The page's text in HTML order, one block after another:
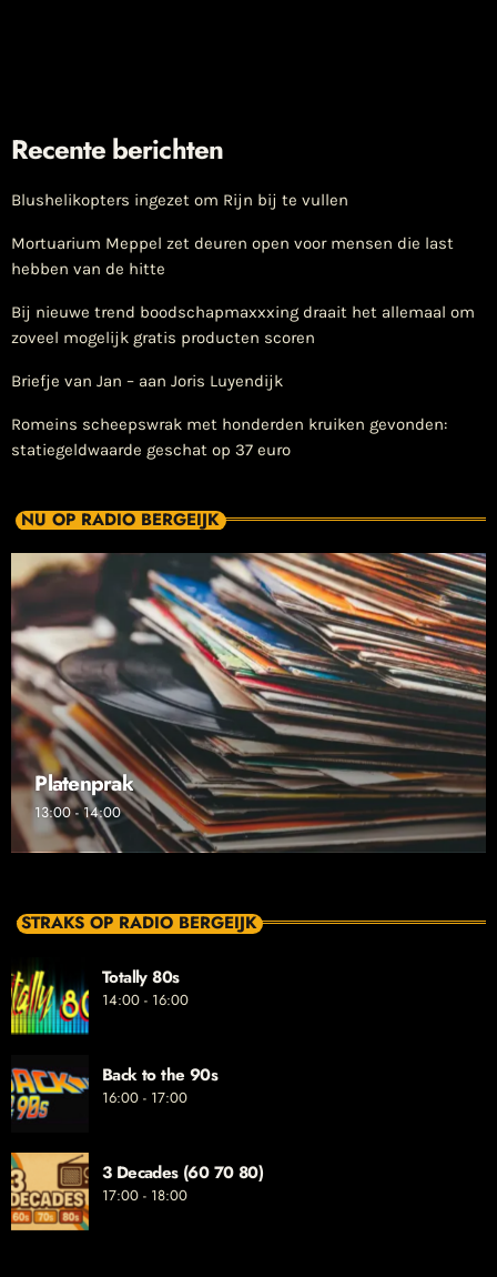
Recente berichten
Blushelikopters ingezet om Rijn bij te vullen
Mortuarium Meppel zet deuren open voor mensen die last
hebben van de hitte
Bij nieuwe trend boodschapmaxxxing draait het allemaal om
zoveel mogelijk gratis producten scoren
Briefje van Jan – aan Joris Luyendijk
Romeins scheepswrak met honderden kruiken gevonden:
statiegeldwaarde geschat op 37 euro
NU OP RADIO BERGEIJK
Platenprak
13:00 - 14:00
STRAKS OP RADIO BERGEIJK
Totally 80s
14:00 - 16:00
Back to the 90s
16:00 - 17:00
3 Decades (60 70 80)
17:00 - 18:00